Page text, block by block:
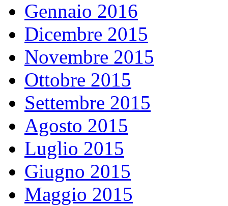
Gennaio 2016
Dicembre 2015
Novembre 2015
Ottobre 2015
Settembre 2015
Agosto 2015
Luglio 2015
Giugno 2015
Maggio 2015